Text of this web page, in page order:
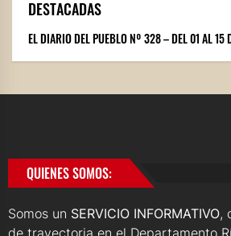
DESTACADAS
EL DIARIO DEL PUEBLO Nº 328 – DEL 01 AL 15
QUIENES SOMOS:
Somos un SERVICIO INFORMATIVO,
de trayectoria en el Departamento